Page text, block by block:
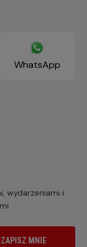
WhatsApp
wydarzeniami i
ZAPISZ MNIE